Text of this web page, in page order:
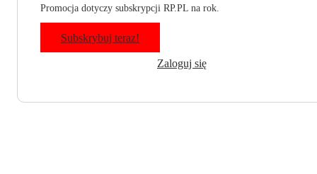
Promocja dotyczy subskrypcji RP.PL na rok.
Subskrybuj teraz!
Zaloguj się